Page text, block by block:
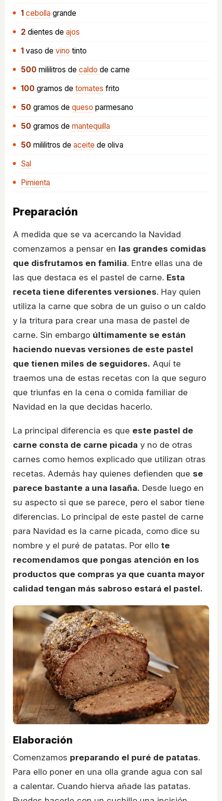
1 cebolla grande
2 dientes de ajos
1 vaso de vino tinto
500 mililitros de caldo de carne
100 gramos de tomates frito
50 gramos de queso parmesano
50 gramos de mantequilla
50 mililitros de aceite de oliva
Sal
Pimienta
Preparación
A medida que se va acercando la Navidad
comenzamos a pensar en las grandes comidas
que disfrutamos en familia. Entre ellas una de
las que destaca es el pastel de carne. Esta
receta tiene diferentes versiones. Hay quien
utiliza la carne que sobra de un guiso o un caldo
y la tritura para crear una masa de pastel de
carne. Sin embargo últimamente se están
haciendo nuevas versiones de este pastel
que tienen miles de seguidores. Aquí te
traemos una de estas recetas con la que seguro
que triunfas en la cena o comida familiar de
Navidad en la que decidas hacerlo.
La principal diferencia es que este pastel de
carne consta de carne picada y no de otras
carnes como hemos explicado que utilizan otras
recetas. Además hay quienes defienden que se
parece bastante a una lasaña. Desde luego en
su aspecto si que se parece, pero el sabor tiene
diferencias. Lo principal de este pastel de carne
para Navidad es la carne picada, como dice su
nombre y el puré de patatas. Por ello te
recomendamos que pongas atención en los
productos que compras ya que cuanta mayor
calidad tengan más sabroso estará el pastel.
Elaboración
Comenzamos preparando el puré de patatas.
Para ello poner en una olla grande agua con sal
a calentar. Cuando hierva añade las patatas.